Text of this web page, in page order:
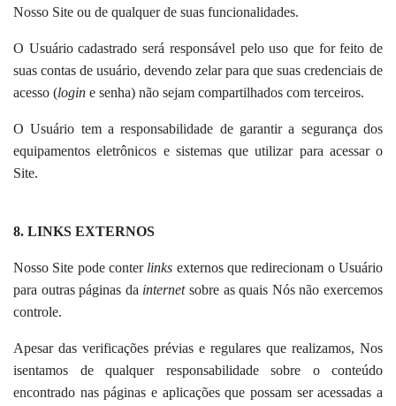
Nosso Site ou de qualquer de suas funcionalidades.
O Usuário cadastrado será responsável pelo uso que for feito de
suas contas de usuário, devendo zelar para que suas credenciais de
acesso (login e senha) não sejam compartilhados com terceiros.
O Usuário tem a responsabilidade de garantir a segurança dos
equipamentos eletrônicos e sistemas que utilizar para acessar o
Site.
8. LINKS EXTERNOS
Nosso Site pode conter links externos que redirecionam o Usuário
para outras páginas da internetsobre as quais Nós não exercemos
controle.
Apesar das verificações prévias e regulares que realizamos, Nos
isentamos de qualquer responsabilidade sobre o conteúdo
encontrado nas páginas e aplicações que possam ser acessadas a